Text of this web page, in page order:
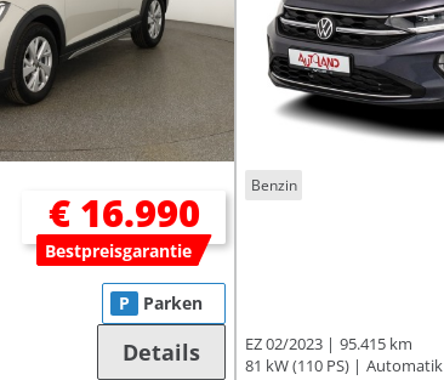
€ 16.990
Bestpreisgarantie
P Parken
Details
Benzin
EZ 02/2023
95.415 km
81 kW (110 PS)
Automatik